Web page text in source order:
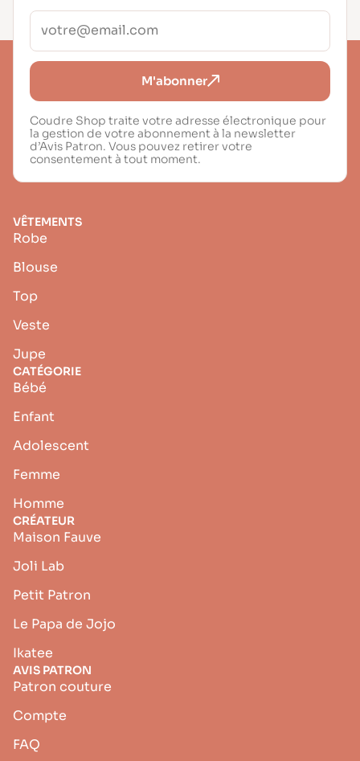
M'abonner
Coudre Shop traite votre adresse électronique pour
la gestion de votre abonnement à la newsletter
d’Avis Patron. Vous pouvez retirer votre
consentement à tout moment.
VÊTEMENTS
Robe
Blouse
Top
Veste
Jupe
CATÉGORIE
Bébé
Enfant
Adolescent
Femme
Homme
CRÉATEUR
Maison Fauve
Joli Lab
Petit Patron
Le Papa de Jojo
Ikatee
AVIS PATRON
Patron couture
Compte
FAQ